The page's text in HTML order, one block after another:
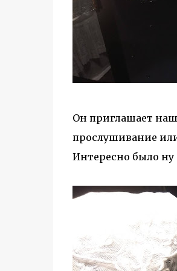
Он приглашает
прослушивание
Интересно было ну